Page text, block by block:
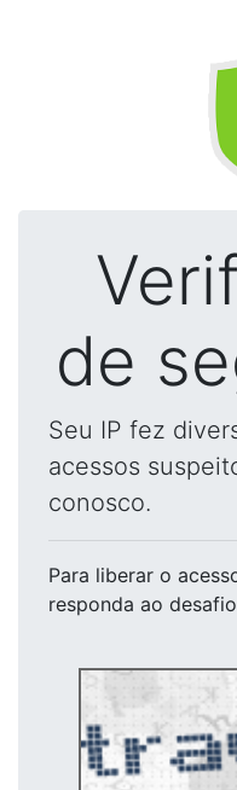
de
Seu IP fez
acessos
conosco.
Para liberar o
responda ao